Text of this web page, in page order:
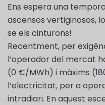
Ens espera una
ascensos vertiginosos,
se els cinturons!
Recentment, per
l’operador del mercat
(0 €/MWh) i màxims
l’electricitat, per a
intradiari. En aquest